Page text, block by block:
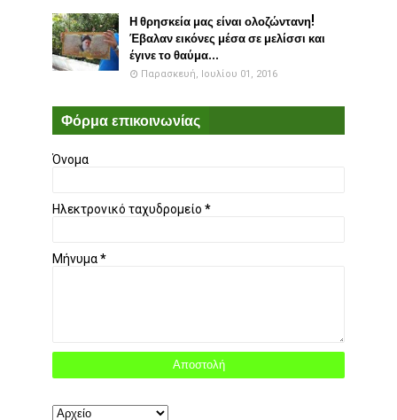
Η θρησκεία μας είναι ολοζώντανη!
Έβαλαν εικόνες μέσα σε μελίσσι και
έγινε το θαύμα...
Παρασκευή, Ιουλίου 01, 2016
Φόρμα επικοινωνίας
Όνομα
Ηλεκτρονικό ταχυδρομείο *
Μήνυμα*